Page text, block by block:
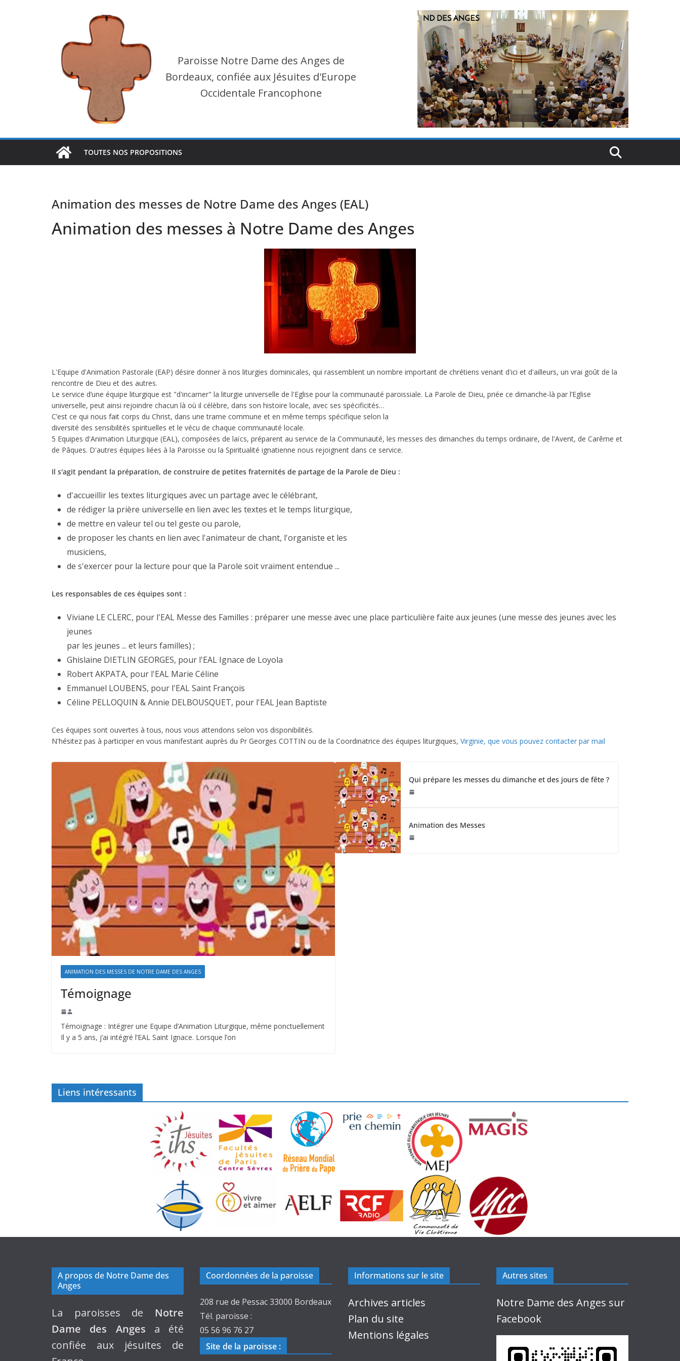
Paroisse Notre Dame des Anges de
Bordeaux, confiée aux Jésuites d'Europe
Occidentale Francophone
TOUTES NOS PROPOSITIONS
Animation des messes de Notre Dame des Anges (EAL)
Animation des messes à Notre Dame des Anges
L'Equipe d'Animation Pastorale (EAP) désire donner à nos liturgies dominicales, qui rassemblent un nombre important de chrétiens venant d'ici et d'ailleurs, un vrai goût de la
rencontre de Dieu et des autres.
Le service d’une équipe liturgique est "d'incarner" la liturgie universelle de l'Eglise pour la communauté paroissiale. La Parole de Dieu, priée ce dimanche-là par l’Eglise
universelle, peut ainsi rejoindre chacun là où il célèbre, dans son histoire locale, avec ses spécificités…
C’est ce qui nous fait corps du Christ, dans une trame commune et en même temps spécifique selon la
diversité des sensibilités spirituelles et le vécu de chaque communauté locale.
5 Equipes d'Animation Liturgique (EAL), composées de laïcs, préparent au service de la Communauté, les messes des dimanches du temps ordinaire, de l'Avent, de Carême et
de Pâques. D'autres équipes liées à la Paroisse ou la Spiritualité ignatienne nous rejoignent dans ce service.
Il s'agit pendant la préparation, de construire de petites fraternités de partage de la Parole de Dieu :
d'accueillir les textes liturgiques avec un partage avec le célébrant,
de rédiger la prière universelle en lien avec les textes et le temps liturgique,
de mettre en valeur tel ou tel geste ou parole,
de proposer les chants en lien avec l'animateur de chant, l'organiste et les
musiciens,
de s'exercer pour la lecture pour que la Parole soit vraiment entendue ...
Les responsables de ces équipes sont :
Viviane LE CLERC, pour l'EAL Messe des Familles : préparer une messe avec une place particulière faite aux jeunes (une messe des jeunes avec les
jeunes
par les jeunes ... et leurs familles) ;
Ghislaine DIETLIN GEORGES, pour l'EAL Ignace de Loyola
Robert AKPATA, pour l'EAL Marie Céline
Emmanuel LOUBENS, pour l'EAL Saint François
Céline PELLOQUIN & Annie DELBOUSQUET, pour l'EAL Jean Baptiste
Ces équipes sont ouvertes à tous, nous vous attendons selon vos disponibilités.
N'hésitez pas à participer en vous manifestant auprès du Pr Georges COTTIN ou de la Coordinatrice des équipes liturgiques, Virginie, que vous pouvez contacter par mail
ANIMATION DES MESSES DE NOTRE DAME DES ANGES
Témoignage
Témoignage : Intégrer une Equipe d’Animation Liturgique, même ponctuellement
Il y a 5 ans, j’ai intégré l’EAL Saint Ignace. Lorsque l’on
Qui prépare les messes du dimanche et des jours de fête ?
Animation des Messes
Liens intéressants
A propos de Notre Dame des
Anges
La paroisses de Notre
Dame des Anges a été
confiée aux jésuites de
Coordonnées de la paroisse
208 rue de Pessac 33000 Bordeaux
Tél. paroisse :
05 56 96 76 27
Site de la paroisse :
Informations sur le site
Archives articles
Plan du site
Mentions légales
Autres sites
Notre Dame des Anges sur
Facebook